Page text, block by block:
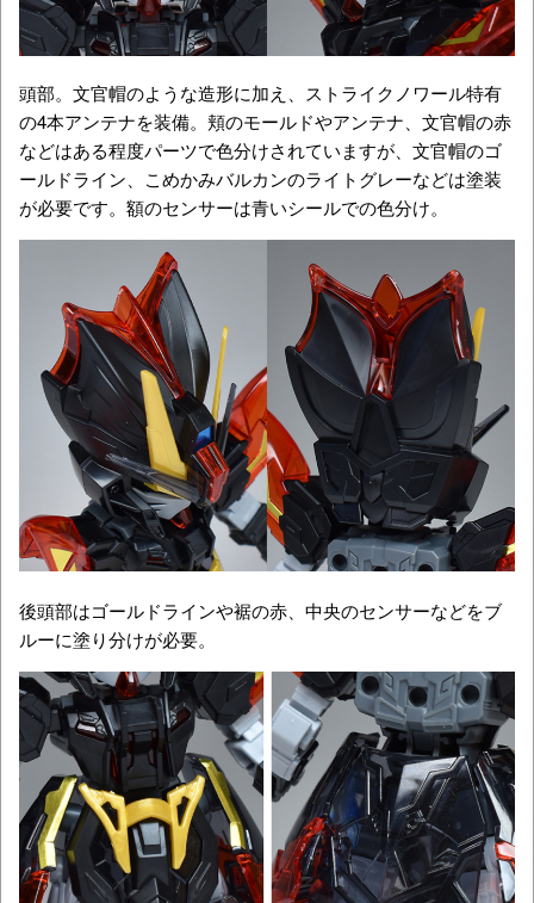
頭部。文官帽のような造形に加え、ストライクノワール特有
の4本アンテナを装備。頬のモールドやアンテナ、文官帽の赤
などはある程度パーツで色分けされていますが、文官帽のゴ
ールドライン、こめかみバルカンのライトグレーなどは塗装
が必要です。額のセンサーは青いシールでの色分け。
後頭部はゴールドラインや裾の赤、中央のセンサーなどをブ
ルーに塗り分けが必要。